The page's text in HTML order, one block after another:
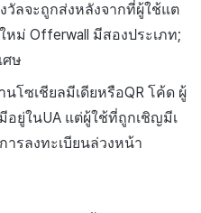
วัลจะถูกส่งหลังจากที่ผู้ใช้แต
หม่ Offerwall มีสองประเภท;
ศษ
นโซเชียลมีเดียหรือQRโค้ด ผู้
อยู่ในUAแต่ผู้ใช้ที่ถูกเชิญมีเ
รลงทะเบียนล่วงหน้า